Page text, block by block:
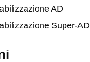
AD
Super-AD